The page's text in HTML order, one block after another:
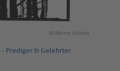
- Prediger & Gelehrter